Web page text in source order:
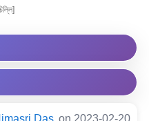
Das on 2023-02-20